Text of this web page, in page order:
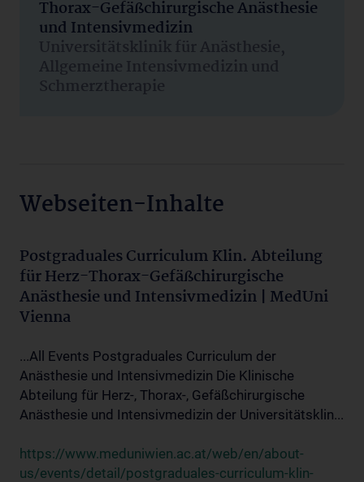
Thorax-Gefäßchirurgische Anästhesie
und Intensivmedizin
Universitätsklinik für Anästhesie,
Allgemeine Intensivmedizin und
Schmerztherapie
Webseiten-Inhalte
Postgraduales Curriculum Klin. Abteilung
für Herz-Thorax-Gefäßchirurgische
Anästhesie und Intensivmedizin | MedUni
Vienna
...All Events Postgraduales Curriculum der
Anästhesie und Intensivmedizin Die Klinische
Abteilung für Herz-, Thorax-, Gefäßchirurgische
Anästhesie und Intensivmedizin der Universitätsklin...
https://www.meduniwien.ac.at/web/en/about-
us/events/detail/postgraduales-curriculum-klin-